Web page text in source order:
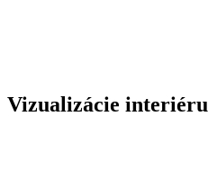
Vizualizácie interiéru